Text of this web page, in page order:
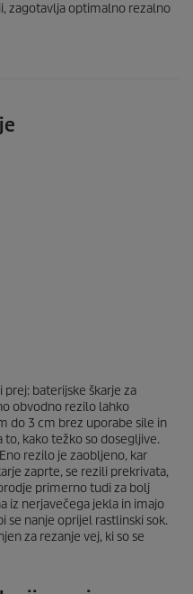
zagotavlja optimalno rezalno
prej: baterijske škarje za
obvodno rezilo lahko
do 3 cm brez uporabe sile in
to, kako težko so dosegljive.
rezilo je zaobljeno, kar
zaprte, se rezili prekrivata,
primerno tudi za bolj
iz nerjavečega jekla in imajo
se nanje oprijel rastlinski sok.
za rezanje vej, ki so se